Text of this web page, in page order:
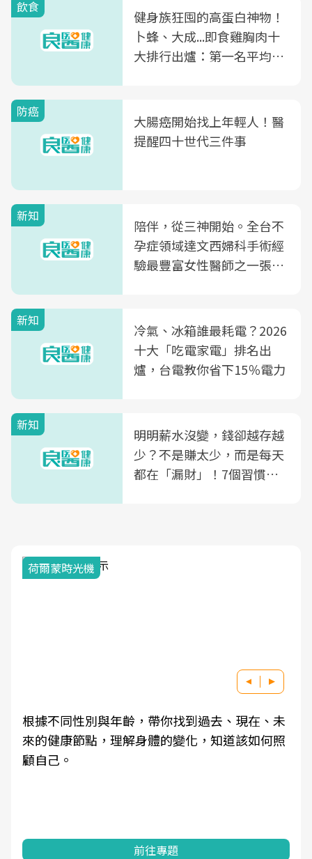
飲食
健身族狂囤的高蛋白神物！
卜蜂、大成...即食雞胸肉十
大排行出爐：第一名平均一
防癌
大腸癌開始找上年輕人！醫
提醒四十世代三件事
新知
陪伴，從三神開始。全台不
孕症領域達文西婦科手術經
驗最豐富女性醫師之一張永
光田醫院建構360度女性健
康照護生態圈
新知
冷氣、冰箱誰最耗電？2026
十大「吃電家電」排名出
爐，台電教你省下15％電力
新知
明明薪水沒變，錢卻越存越
少？不是賺太少，而是每天
都在「漏財」！7個習慣一
荷爾蒙時光機
根據不同性別與年齡，帶你找到過去、現在、未
來的健康節點，理解身體的變化，知道該如何照
顧自己。
前往專題